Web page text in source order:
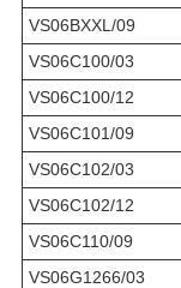
VS06BXXL/09
VS06C100/03
VS06C100/12
VS06C101/09
VS06C102/03
VS06C102/12
VS06C110/09
VS06G1266/03